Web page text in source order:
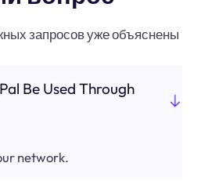
запросов уже объяснены
Be Used Through
network.